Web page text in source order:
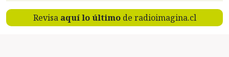
Revisa aquí lo últimode radioimagina.cl